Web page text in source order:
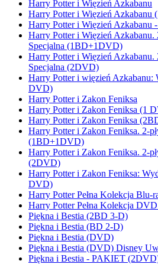
Harry Potter i Więzień Azkabanu
Harry Potter i Więzień Azkabanu
Harry Potter i Więzień Azkabanu
Harry Potter i Więzień Azkabanu.
Specjalna (1BD+1DVD)
Harry Potter i Więzień Azkabanu.
Specjalna (2DVD)
Harry Potter i więzień Azkabanu:
DVD)
Harry Potter i Zakon Feniksa
Harry Potter i Zakon Feniksa (1
Harry Potter i Zakon Feniksa
Harry Potter i Zakon Feniksa. 2-
(1BD+1DVD)
Harry Potter i Zakon Feniksa. 2-
(2DVD)
Harry Potter i Zakon Feniksa:
DVD)
Harry Potter Pełna Kolekcja Blu-
Harry Potter Pełna Kolekcja
Piękna i Bestia (2BD 3-D)
Piękna i Bestia (BD 2-D)
Piękna i Bestia (DVD)
Piękna i Bestia (DVD) Disney
Piękna i Bestia - PAKIET